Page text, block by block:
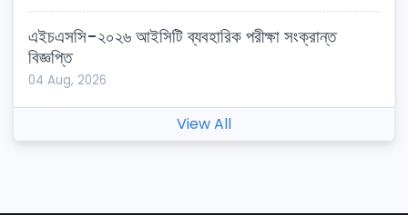
এইচএসসি-২০২৬ আইসিটি ব্যবহারিক পরীক্ষা সংক্রান্ত
বিজ্ঞপ্তি
04 Aug, 2026
View All